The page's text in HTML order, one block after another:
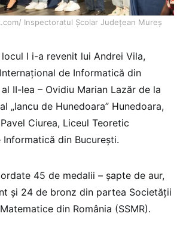
Inspectoratul Școlar Județean Mureș
locul I i-a revenit lui Andrei Vila,
de Informatică din
II-lea – Ovidiu Marian Lazăr de la
„Iancu de Hunedoara” Hunedoara,
Ciurea, Liceul Teoretic
din Bucureşti.
45 de medalii – şapte de aur,
şi 24 de bronz din partea Societăţii
din România (SSMR).